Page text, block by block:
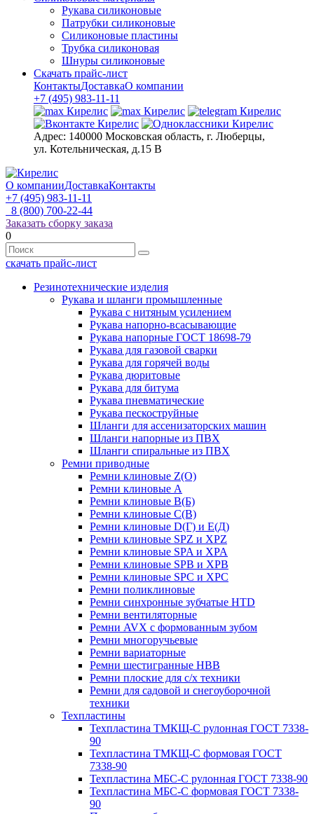
Рукава силиконовые
Патрубки силиконовые
Силиконовые пластины
Трубка силиконовая
Шнуры силиконовые
Скачать прайс-лист
КонтактыДоставкаО компании
+7 (495) 983-11-11
Адрес: 140000 Московская область, г. Люберцы,
ул. Котельническая, д.15 В
О компанииДоставкаКонтакты
+7 (495) 983-11-11
8 (800) 700-22-44
Заказать сборку заказа
0
скачать прайс-лист
Резинотехнические изделия
Рукава и шланги промышленные
Рукава с нитяным усилением
Рукава напорно-всасывающие
Рукава напорные ГОСТ 18698-79
Рукава для газовой сварки
Рукава для горячей воды
Рукава дюритовые
Рукава для битума
Рукава пневматические
Рукава пескоструйные
Шланги для ассенизаторских машин
Шланги напорные из ПВХ
Шланги спиральные из ПВХ
Ремни приводные
Ремни клиновые Z(О)
Ремни клиновые А
Ремни клиновые В(Б)
Ремни клиновые С(В)
Ремни клиновые D(Г) и Е(Д)
Ремни клиновые SPZ и XPZ
Ремни клиновые SPA и XPA
Ремни клиновые SPB и XPB
Ремни клиновые SPC и XPC
Ремни поликлиновые
Ремни синхронные зубчатые HTD
Ремни вентиляторные
Ремни AVX с формованным зубом
Ремни многоручьевые
Ремни вариаторные
Ремни шестигранные HBB
Ремни плоские для с/х техники
Ремни для садовой и снегоуборочной
техники
Техпластины
Техпластина ТМКЩ-С рулонная ГОСТ 7338-
90
Техпластина ТМКЩ-С формовая ГОСТ
7338-90
Техпластина МБС-С рулонная ГОСТ 7338-90
Техпластина МБС-С формовая ГОСТ 7338-
90